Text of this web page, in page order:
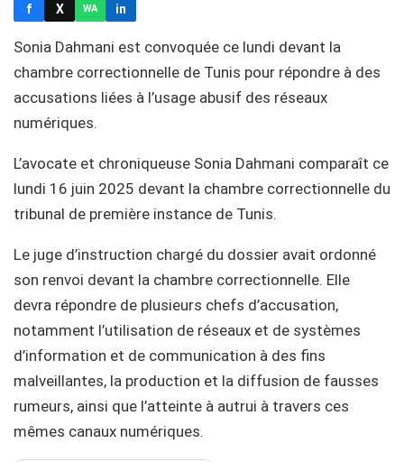
f X WA in
Sonia Dahmani est convoquée ce lundi devant la
chambre correctionnelle de Tunis pour répondre à des
accusations liées à l’usage abusif des réseaux
numériques.
L’avocate et chroniqueuse Sonia Dahmani comparaît ce
lundi 16 juin 2025 devant la chambre correctionnelle du
tribunal de première instance de Tunis.
Le juge d’instruction chargé du dossier avait ordonné
son renvoi devant la chambre correctionnelle. Elle
devra répondre de plusieurs chefs d’accusation,
notamment l’utilisation de réseaux et de systèmes
d’information et de communication à des fins
malveillantes, la production et la diffusion de fausses
rumeurs, ainsi que l’atteinte à autrui à travers ces
mêmes canaux numériques.